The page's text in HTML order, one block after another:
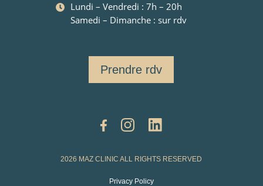
Lundi – Vendredi : 7h – 20h
Samedi – Dimanche : sur rdv
Prendre rdv
2026 MAZ CLINIC ALL RIGHTS RESERVED
Privacy Policy